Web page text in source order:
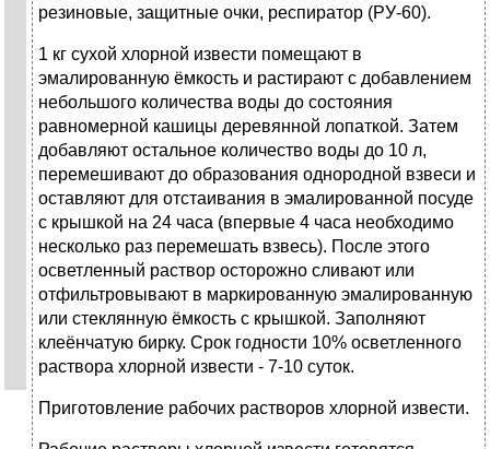
резиновые, защитные очки, респиратор (РУ-60).
1 кг сухой хлорной извести помещают в
эмалированную ёмкость и растирают с добавлением
небольшого количества воды до состояния
равномерной кашицы деревянной лопаткой. Затем
добавляют остальное количество воды до 10 л,
перемешивают до образования однородной взвеси и
оставляют для отстаивания в эмалированной посуде
с крышкой на 24 часа (впервые 4 часа необходимо
несколько раз перемешать взвесь). После этого
осветленный раствор осторожно сливают или
отфильтровывают в маркированную эмалированную
или стеклянную ёмкость с крышкой. Заполняют
клеёнчатую бирку. Срок годности 10% осветленного
раствора хлорной извести - 7-10 суток.
Приготовление рабочих растворов хлорной извести.